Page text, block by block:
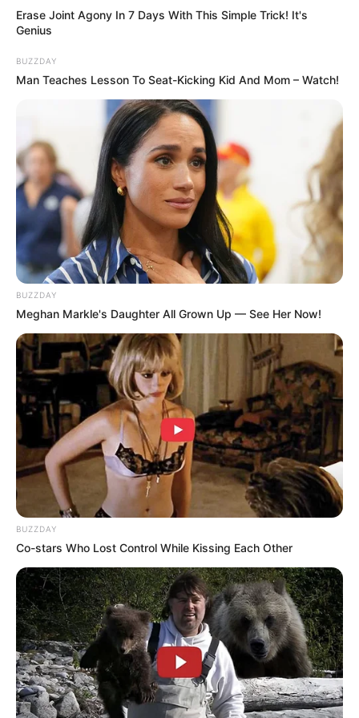
Berat badan: 46 kg
Golongan darah: O
Profesi: Penyanyi
@narin_i_028
Fakta Menarik
Masuk grup saat comebackWe Got The Power.
Lebih suka bernyanyi daripada menari.
Memiliki satu kakak perempuan.
Suka pergi ke karaoke.
Warna favoritnya adalah warna akromatik.
Musim favoritnya adalah Musim Gugur.
Makanan favoritnya adalah Hamburger.
Item fashion favoritnya adalah topi.
Ia tidur dengan boneka beruang.
Hal pertama yang dia lakukan di pagi hari adalah melihat jam.
2. Saet Byeol
Erase Joint Agony In 7 Days With This Simple Trick! It's
Genius
BUZZDAY
Man Teaches Lesson To Seat-Kicking Kid And Mom – Watch!
BUZZDAY
Meghan Markle's Daughter All Grown Up — See Her Now!
BUZZDAY
Co-stars Who Lost Control While Kissing Each Other